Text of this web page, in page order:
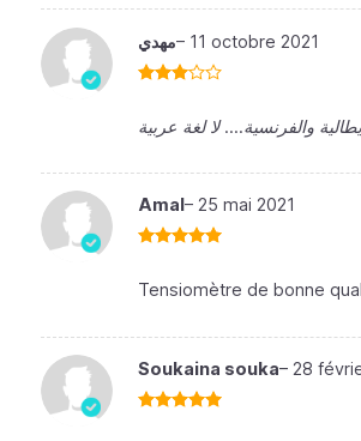
مهدي– 11 octobre 2021
والفرنسية…. لا لغة عربية
Amal– 25 mai 2021
Tensiomètre de bonne
Soukaina souka– 28